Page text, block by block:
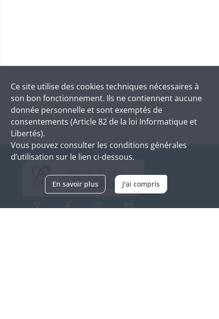
Ce site utilise des cookies techniques nécessaires à
son bon fonctionnement. Ils ne contiennent aucune
donnée personnelle et sont exemptés de
consentements (Article 82 de la loi Informatique et
Libertés).
Vous pouvez consulter les conditions générales
d’utilisation sur le lien ci-dessous.
En savoir plus J'ai compris